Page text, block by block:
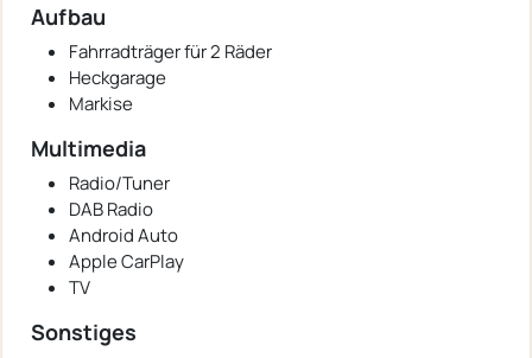
Aufbau
Fahrradträger für 2 Räder
Heckgarage
Markise
Multimedia
Radio/Tuner
DAB Radio
Android Auto
Apple CarPlay
TV
Sonstiges